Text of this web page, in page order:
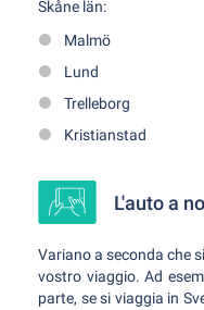
Skåne län:
Malmö
Lund
Trelleborg
Kristianstad
L'auto a
Variano a seconda che
vostro viaggio. Ad
parte, se si viaggia in